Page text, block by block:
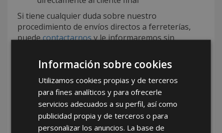
Si tiene cualquier duda sobre nuestro
procedimiento de envíos directos a ferreterías,
puedecontactarnosy le informaremos sin
Más información para realizar sus pedidos en:
Nuestra web
Nuestra APP
SIN CANON de entrada
Información sobre cookies
Utilizamos cookies propias y de terceros
para fines analíticos y para ofrecerle
servicios adecuados a su perfil, así como
publicidad propia y de terceros o para
personalizar los anuncios. La base de